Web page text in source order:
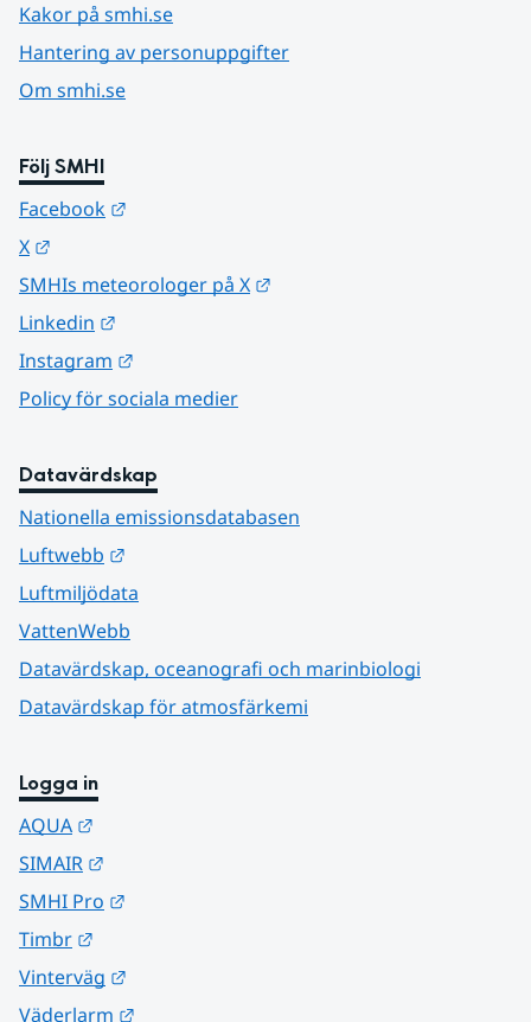
Kakor på smhi.se
Hantering av personuppgifter
Om smhi.se
Följ SMHI
Facebook
X
SMHIs meteorologer på X
Linkedin
Instagram
Policy för sociala medier
Datavärdskap
Nationella emissionsdatabasen
Luftwebb
Luftmiljödata
VattenWebb
Datavärdskap, oceanografi och marinbiologi
Datavärdskap för atmosfärkemi
Logga in
AQUA
SIMAIR
SMHI Pro
Timbr
Vinterväg
Väderlarm